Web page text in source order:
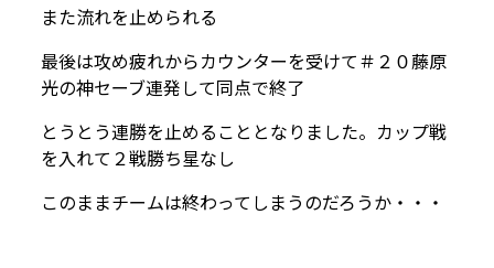
また流れを止められる
最後は攻め疲れからカウンターを受けて＃２０藤原
光の神セーブ連発して同点で終了
とうとう連勝を止めることとなりました。カップ戦
を入れて２戦勝ち星なし
このままチームは終わってしまうのだろうか・・・